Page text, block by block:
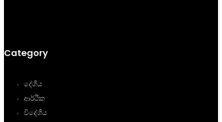
Category
දේශීය
ආර්ථික
විදේශීය